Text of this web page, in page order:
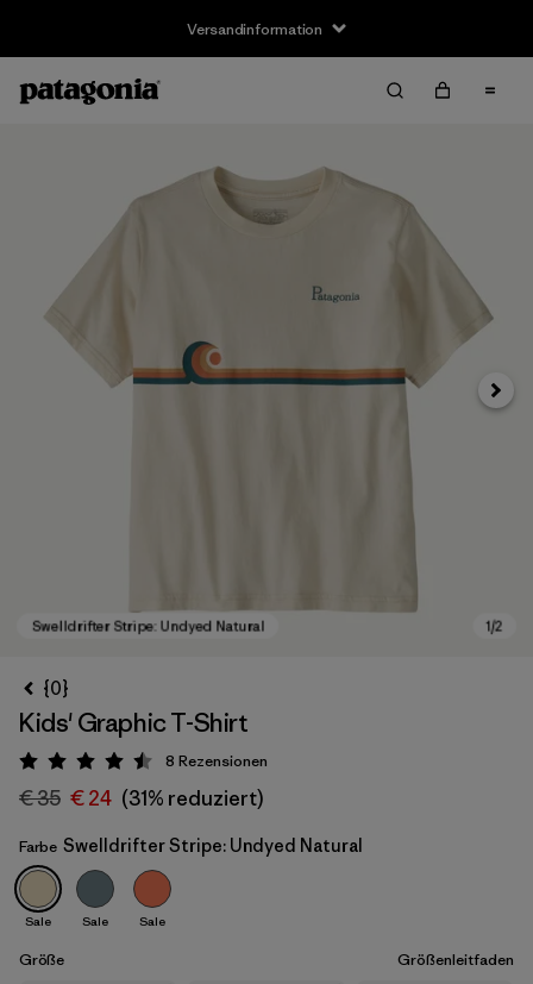
Versandinformation
Swelldrifter Stripe: Undyed Natural
{0}
Kids' Graphic T-Shirt
Bewertung: 4.5 / 5
8 Rezensionen
€ 35 € 24 (31% reduziert)
Farbe Swelldrifter Stripe: Undyed Natural
Sale Sale Sale
Größe Größenleitfaden